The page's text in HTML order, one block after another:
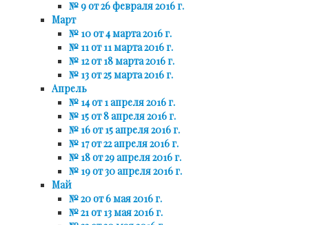
№ 9 от 26 февраля 2016 г.
Март
№ 10 от 4 марта 2016 г.
№ 11 от 11 марта 2016 г.
№ 12 от 18 марта 2016 г.
№ 13 от 25 марта 2016 г.
Апрель
№ 14 от 1 апреля 2016 г.
№ 15 от 8 апреля 2016 г.
№ 16 от 15 апреля 2016 г.
№ 17 от 22 апреля 2016 г.
№ 18 от 29 апреля 2016 г.
№ 19 от 30 апреля 2016 г.
Май
№ 20 от 6 мая 2016 г.
№ 21 от 13 мая 2016 г.